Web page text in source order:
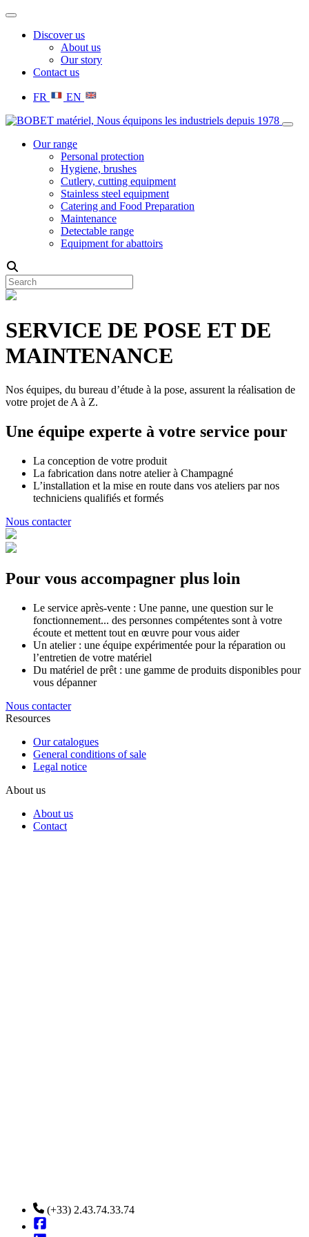
Discover us
About us
Our story
Contact us
FR EN
Our range
Personal protection
Hygiene, brushes
Cutlery, cutting equipment
Stainless steel equipment
Catering and Food Preparation
Maintenance
Detectable range
Equipment for abattoirs
SERVICE DE POSE ET DE
MAINTENANCE
Nos équipes, du bureau d’étude à la pose, assurent la réalisation de
votre projet de A à Z.
Une équipe experte à votre service pour
La conception de votre produit
La fabrication dans notre atelier à Champagné
L’installation et la mise en route dans vos ateliers par nos
techniciens qualifiés et formés
Nous contacter
Pour vous accompagner plus loin
Le service après-vente : Une panne, une question sur le
fonctionnement... des personnes compétentes sont à votre
écoute et mettent tout en œuvre pour vous aider
Un atelier : une équipe expérimentée pour la réparation ou
l’entretien de votre matériel
Du matériel de prêt : une gamme de produits disponibles pour
vous dépanner
Nous contacter
Resources
Our catalogues
General conditions of sale
Legal notice
About us
About us
Contact
(+33) 2.43.74.33.74